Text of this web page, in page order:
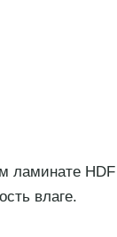
ламинате
влаге.